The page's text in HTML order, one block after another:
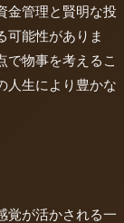
金管理と賢明な投
可能性がありま
で物事を考えるこ
人生により豊かな
覚が活かされる一